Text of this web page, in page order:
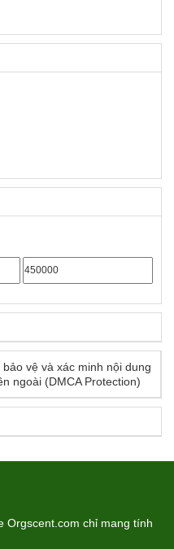
Giá
đa
Orgscent.com chỉ mang tính